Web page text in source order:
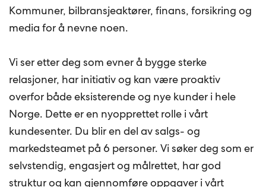
Kommuner, bilbransjeaktører, finans, forsikring og
media for å nevne noen.
Vi ser etter deg som evner å bygge sterke
relasjoner, har initiativ og kan være proaktiv
overfor både eksisterende og nye kunder i hele
Norge. Dette er en nyopprettet rolle i vårt
kundesenter. Du blir en del av salgs- og
markedsteamet på 6 personer. Vi søker deg som er
selvstendig, engasjert og målrettet, har god
struktur og kan gjennomføre oppgaver i vårt